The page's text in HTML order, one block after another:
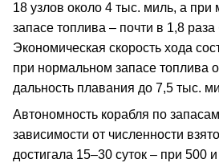
18 узлов около 4 тыс. миль, а при
запасе топлива – почти в 1,8
Экономическая скорость хода
при нормальном запасе топлива
дальность плавания до 7,5 тыс.
Автономность корабля по
зависимости от численности
достигала 15–30 суток – при 500